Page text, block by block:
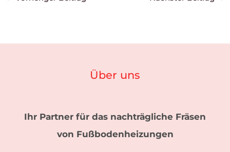
Über uns
Ihr Partner für das nachträgliche Fräsen
von Fußbodenheizungen